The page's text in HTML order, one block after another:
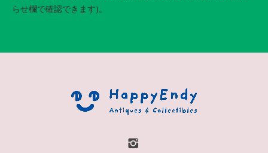
らせ欄で確認できます)。